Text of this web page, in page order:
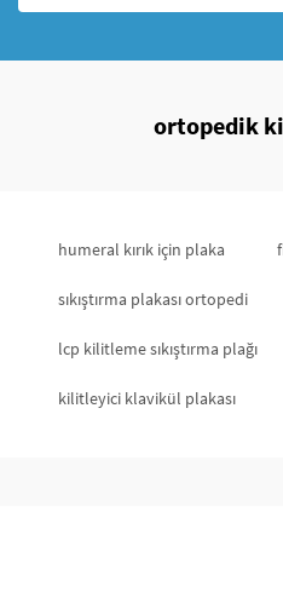
ortopedik
humeral kırık için plaka
sıkıştırma plakası ortopedi
lcp kilitleme sıkıştırma plağı
kilitleyici klavikül plakası